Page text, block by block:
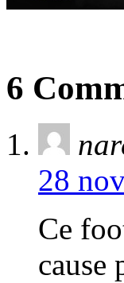
6
28
Ce
cause